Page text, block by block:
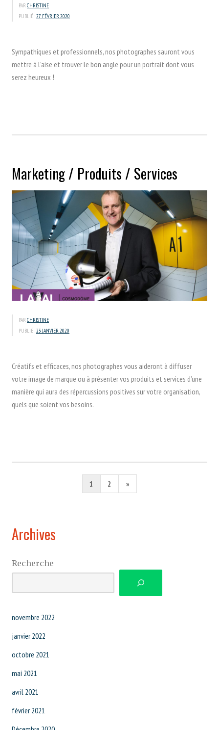
PAR CHRISTINE
PUBLIÉ :27 FÉVRIER 2020
Sympathiques et professionnels, nos photographes sauront vous
mettre à l’aise et trouver le bon angle pour un portrait dont vous
serez heureux !
Marketing / Produits / Services
PAR CHRISTINE
PUBLIÉ :23 JANVIER 2020
Créatifs et efficaces, nos photographes vous aideront à diffuser
votre image de marque ou à présenter vos produits et services d’une
manière qui aura des répercussions positives sur votre organisation,
quels que soient vos besoins.
Pagination
des
1 2
Page
»
Archives
Recherche
novembre 2022
janvier 2022
octobre 2021
mai 2021
avril 2021
février 2021